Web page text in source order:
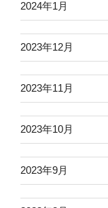
2024年1月
2023年12月
2023年11月
2023年10月
2023年9月